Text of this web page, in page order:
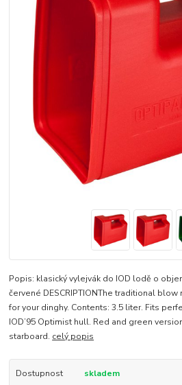
Popis: klasický vylejvák do IOD lodě o
červené DESCRIPTIONThe traditional
for your dinghy. Contents: 3.5 liter. Fits
IOD’95 Optimist hull. Red and green
starboard. celý popis
Dostupnost
skladem